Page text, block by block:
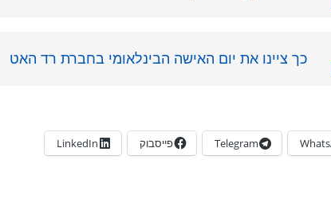
כך ציינו את יום האישה הבינלאומי בחברת רד האט
Telegram פייסבוק LinkedIn